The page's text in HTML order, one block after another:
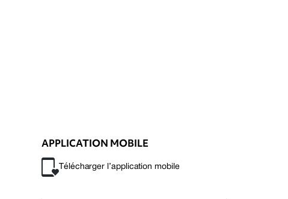
APPLICATION MOBILE
Télécharger l’application mobile